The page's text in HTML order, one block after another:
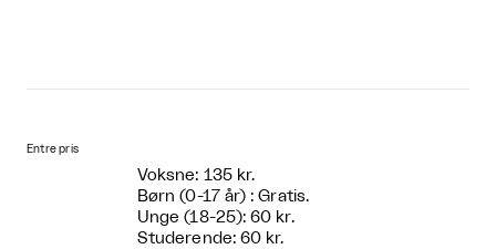
Entre pris
Voksne: 135 kr.
Børn (0-17 år) : Gratis.
Unge (18-25): 60 kr.
Studerende: 60 kr.